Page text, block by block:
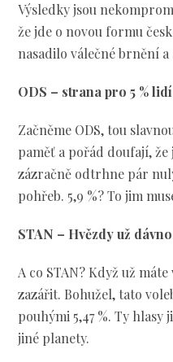
Výsledky jsou
že jde o novou formu
nasadilo válečné brnění
ODS – strana pro 5 %
Začněme ODS, tou
paměť a pořád doufají,
zázračně odtrhne pár
pohřeb. 5,9 %? To jim
STAN – Hvězdy už
A co STAN? Když už
zazářit. Bohužel, tato
pouhými 5,47 %. Ty
jiné planety.